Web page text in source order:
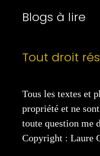
Blogs à lire
Tout droit
Tous les textes et
propriété et ne
toute question me
Copyright : Laure